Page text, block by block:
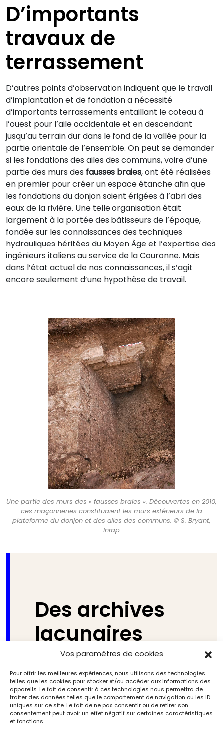
Vos paramètres de cookies
Pour offrir les meilleures expériences, nous utilisons des technologies
telles que les cookies pour stocker et/ou accéder aux informations des
appareils. Le fait de consentir à ces technologies nous permettra de
traiter des données telles que le comportement de navigation ou les ID
uniques sur ce site. Le fait de ne pas consentir ou de retirer son
consentement peut avoir un effet négatif sur certaines caractéristiques
et fonctions.
D’importants
travaux de
terrassement
D’autres points d’observation indiquent que le travail
d’implantation et de fondation a nécessité
d’importants terrassements entaillant le coteau à
l’ouest pour l’aile occidentale et en descendant
jusqu’au terrain dur dans le fond de la vallée pour la
partie orientale de l’ensemble. On peut se demander
si les fondations des ailes des communs, voire d’une
partie des murs des fausses braies, ont été réalisées
en premier pour créer un espace étanche afin que
les fondations du donjon soient érigées à l’abri des
eaux de la rivière. Une telle organisation était
largement à la portée des bâtisseurs de l’époque,
fondée sur les connaissances des techniques
hydrauliques héritées du Moyen Âge et l’expertise des
ingénieurs italiens au service de la Couronne. Mais
dans l’état actuel de nos connaissances, il s’agit
encore seulement d’une hypothèse de travail.
Une partie des murs des « fausses braies ». Découvertes en 2010,
ces maçonneries constituaient les murs extérieurs de la
plateforme du donjon et des ailes des communs. © S. Bryant,
Inrap
Des archives
lacunaires
Pour un édifice qui a suscité intérêt et
émerveillement depuis sa construction,
très peu d’archives nous sont
parvenues pour la foisonnante période
du XVIesiècle. Malgré la quantité
certainement impressionnante de